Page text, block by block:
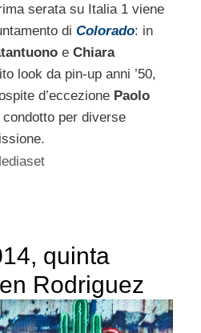
serata su Italia 1 viene
di Colorado: in
e Chiara
look da pin-up anni ’50,
d’eccezione Paolo
per diverse
quinta
Rodriguez